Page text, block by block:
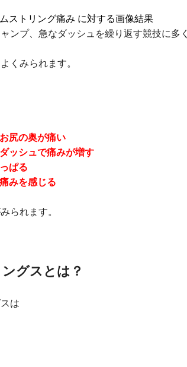
ンプ、急なダッシュを繰り返す競技に多く
くみられます。
尻の奥が痛い
ッシュで痛みが増す
ぱる
みを感じる
られます。
グスとは？
は